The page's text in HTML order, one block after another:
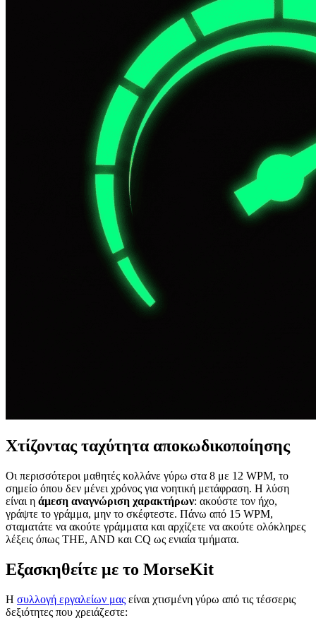
Χτίζοντας ταχύτητα αποκωδικοποίησης
Οι περισσότεροι μαθητές κολλάνε γύρω στα 8 με 12 WPM, το
σημείο όπου δεν μένει χρόνος για νοητική μετάφραση. Η λύση
είναι η άμεση αναγνώριση χαρακτήρων: ακούστε τον ήχο,
γράψτε το γράμμα, μην το σκέφτεστε. Πάνω από 15 WPM,
σταματάτε να ακούτε γράμματα και αρχίζετε να ακούτε ολόκληρες
λέξεις όπως THE, AND και CQ ως ενιαία τμήματα.
Εξασκηθείτε με το MorseKit
Η συλλογή εργαλείων μας είναι χτισμένη γύρω από τις τέσσερις
δεξιότητες που χρειάζεστε: